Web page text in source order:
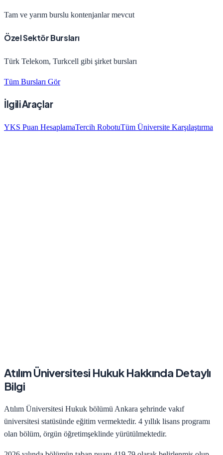
Tam ve yarım burslu kontenjanlar mevcut
Özel Sektör Bursları
Türk Telekom, Turkcell gibi şirket bursları
Tüm Bursları Gör
İlgili Araçlar
YKS Puan HesaplamaTercih RobotuTüm Üniversite Karşılaştırma
Atılım Üniversitesi HukukHakkında Detaylı
Bilgi
Atılım Üniversitesi Hukuk bölümü Ankara şehrinde vakıf
üniversitesi statüsünde eğitim vermektedir. 4 yıllık lisans programı
olan bölüm, örgün öğretimşeklinde yürütülmektedir.